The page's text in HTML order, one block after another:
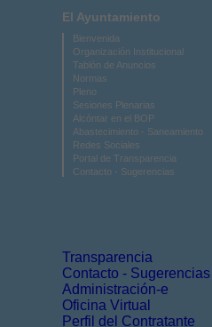
El Ayuntamiento
Bienvenida
Organización Institucional
Tablón de Anuncios
Normas
Pleno
Sesiones Plenarias
Alcóntar en el BOP
Abastecimiento - Saneamiento
Redes Sociales
Portal de Transparencia
Contacto - Sugerencias
Transparencia
Contacto - Sugerencias
Administración-e
Oficina Virtual
Perfil del Contratante